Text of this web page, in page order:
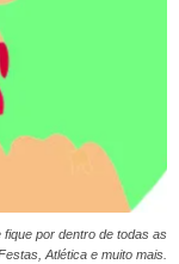
fique por dentro de todas as
Atlética e muito mais.